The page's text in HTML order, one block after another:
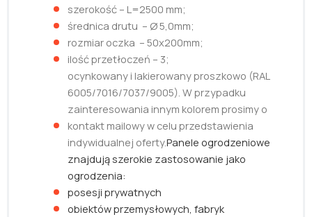
szerokość – L=2500 mm;
średnica drutu – Ø 5,0mm;
rozmiar oczka – 50x200mm;
ilość przetłoczeń – 3;
ocynkowany i lakierowany proszkowo (RAL
6005/7016/7037/9005). W przypadku
zainteresowania innym kolorem prosimy o
kontakt mailowy w celu przedstawienia
indywidualnej oferty.Panele ogrodzeniowe
znajdują szerokie zastosowanie jako
ogrodzenia:
posesji prywatnych
obiektów przemysłowych, fabryk